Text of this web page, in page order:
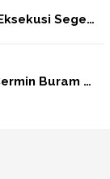
Sege…
Buram …